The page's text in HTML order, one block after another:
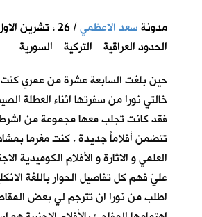
مدونةسعد الاعظمي
الحدود العراقية – التركية – السورية
حين بلغت السابعة عشرة من عمري كنت
خالتي نورا من سفرتها اثناء العطلة
فقد كانت تجلب معها مجموعة من
تتضمن أفلاماً جديدة . كنت مغرما
العلمي و الاثارة و الأفلام الكوميدية
عليّ فهم كل تفاصيل الحوار باللغة
اطلب من نورا ان تترجم لي بعض